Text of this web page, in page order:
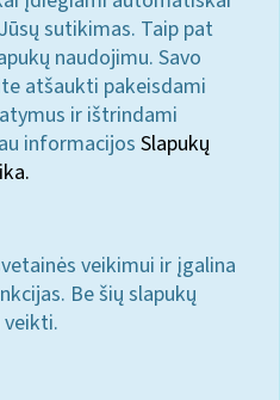
sutikimas. Taip pat
naudojimu. Savo
atšaukti pakeisdami
ir ištrindami
informacijos Slapukų
veikimui ir įgalina
Be šių slapukų